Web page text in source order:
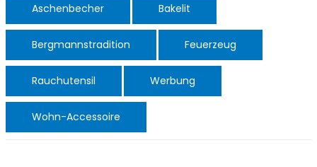
Aschenbecher Bakelit
Bergmannstradition Feuerzeug
Rauchutensil Werbung
Wohn-Accessoire